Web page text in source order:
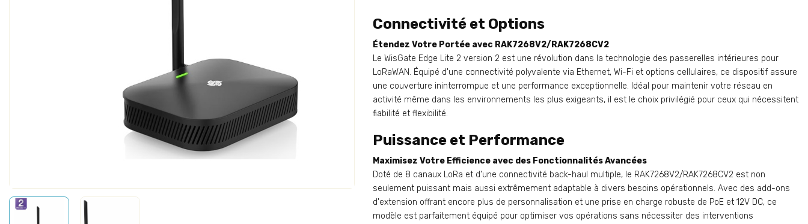
Connectivité et Options
Étendez Votre Portée avec RAK7268V2/RAK7268CV2
Le WisGate Edge Lite 2 version 2 est une révolution dans la technologie des passerelles intérieures pour
LoRaWAN. Équipé d'une connectivité polyvalente via Ethernet, Wi-Fi et options cellulaires, ce dispositif assure
une couverture ininterrompue et une performance exceptionnelle. Idéal pour maintenir votre réseau en
activité même dans les environnements les plus exigeants, il est le choix privilégié pour ceux qui nécessitent
fiabilité et flexibilité.
Puissance et Performance
Maximisez Votre Efficience avec des Fonctionnalités Avancées
Doté de 8 canaux LoRa et d'une connectivité back-haul multiple, le RAK7268V2/RAK7268CV2 est non
seulement puissant mais aussi extrêmement adaptable à divers besoins opérationnels. Avec des add-ons
d'extension offrant encore plus de personnalisation et une prise en charge robuste de PoE et 12V DC, ce
modèle est parfaitement équipé pour optimiser vos opérations sans nécessiter des interventions